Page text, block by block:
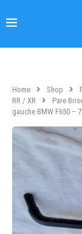
Home Shop
RR / XR
Pare
gauche BMW F650 –